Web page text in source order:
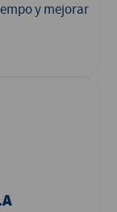
y mejorar